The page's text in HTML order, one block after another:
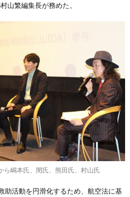
山繁編集長が務めた。
ら嶋本氏、閔氏、熊田氏、村山氏
助活動を円滑化するため、航空法に基